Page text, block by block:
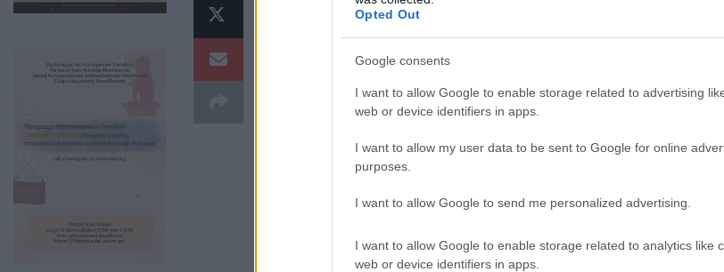
Opted Out
Google consents
I want to allow Google to enable storage related to advertising
web or device identifiers in apps.
I want to allow my user data to be sent to Google for online
purposes.
I want to allow Google to send me personalized advertising.
I want to allow Google to enable storage related to analytics like
web or device identifiers in apps.
τοποθέτησης 17 συνολικά ατόμων
Φλώρινας, μέσω του προγράμματος
Μακροχρονίων Ανέργων 55 ετών και
Διευθύνσεις Καθαριότητας, Ανακύκλωσης και
Οικονομικής Ανάπτυξης, Διοικητικών Υπηρεσιών και